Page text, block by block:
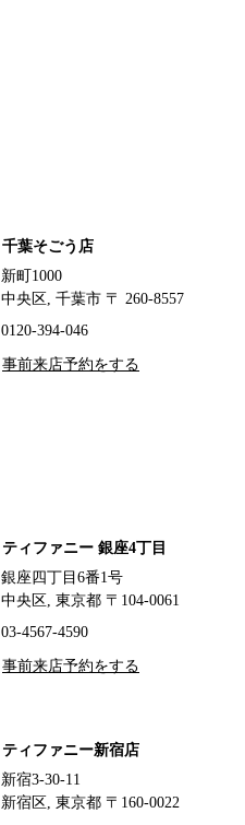
千葉そごう店
新町1000
中央区, 千葉市 〒 260-8557
0120-394-046
事前来店予約をする
ティファニー 銀座4丁目
銀座四丁目6番1号
中央区, 東京都 〒104-0061
03-4567-4590
事前来店予約をする
ティファニー新宿店
新宿3-30-11
新宿区, 東京都 〒160-0022